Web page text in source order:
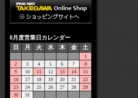
8月度営業日カレンダー
日
月 火 水 木 金 土
1
2
3 4 5 6 7
8
9
10 11 12 13 14
15
16
17 18 19 20 21
22
23
24 25 26 27 28
29
30
31